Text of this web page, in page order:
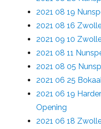
2021 08 19
2021 08 16
2021 09 10
2021 08 11
2021 08 05
2021 06 25
2021 06 19
Opening
2021 06 18